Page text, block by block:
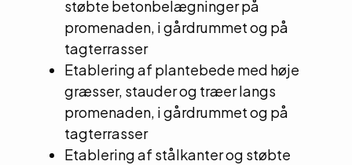
støbte betonbelægninger på
promenaden, i gårdrummet og på
tagterrasser
Etablering af plantebede med høje
græsser, stauder og træer langs
promenaden, i gårdrummet og på
tagterrasser
Etablering af stålkanter og støbte